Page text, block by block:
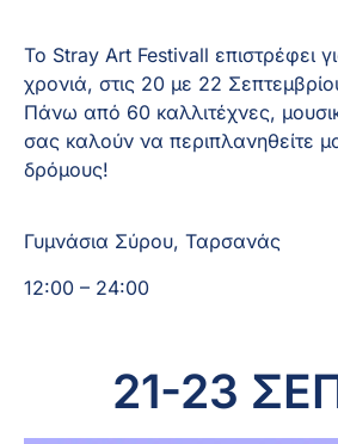
Το Stray Art Festivall επιστρέφει
χρονιά, στις 20 με 22
Πάνω από 60 καλλιτέχνες,
σας καλούν να περιπλανηθείτε
δρόμους!
Γυμνάσια Σύρου, Ταρσανάς
12:00 – 24:00
21-23